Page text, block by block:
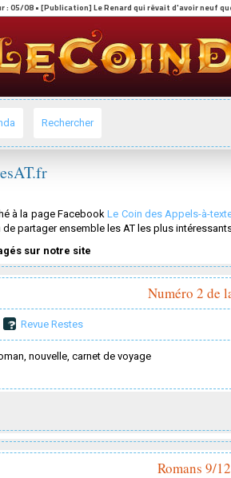
Rechercher
à la page FacebookLe Coin des Appels-à-
partager ensemble les AT les plus
sur notre site
Numéro 2 de
Revue Restes
nouvelle, carnet de voyage
Romans 9/